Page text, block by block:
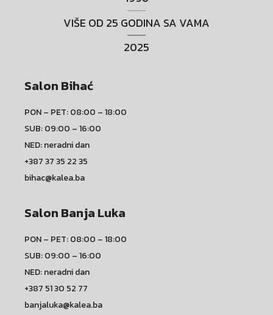
VIŠE OD 25 GODINA SA VAMA
2025
Salon Bihać
PON – PET: 08:00 – 18:00
SUB: 09:00 – 16:00
NED: neradni dan
+387 37 35 22 35
bihac@kalea.ba
Salon Banja Luka
PON – PET: 08:00 – 18:00
SUB: 09:00 – 16:00
NED: neradni dan
+387 51 30 52 77
banjaluka@kalea.ba